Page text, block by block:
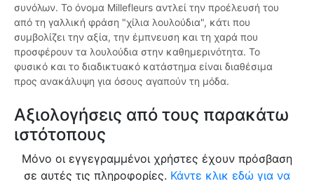
συνόλων. Το όνομα Millefleurs αντλεί την προέλευσή του
από τη γαλλική φράση "χίλια λουλούδια", κάτι που
συμβολίζει την αξία, την έμπνευση και τη χαρά που
προσφέρουν τα λουλούδια στην καθημερινότητα. Το
φυσικό και το διαδικτυακό κατάστημα είναι διαθέσιμα
προς ανακάλυψη για όσους αγαπούν τη μόδα.
Αξιολογήσεις από τους παρακάτω
ιστότοπους
Μόνο οι εγγεγραμμένοι χρήστες έχουν πρόσβαση
σε αυτές τις πληροφορίες. Κάντε κλικ εδώ για να